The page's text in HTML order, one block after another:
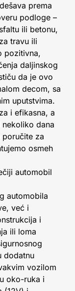
prema
podloge –
ili betonu,
travu ili
pozitivna,
daljinskog
da je ovo
decom, sa
uputstvima.
i efikasna, a
dana
za
osmeh
automobil
automobila
već i
i
ili loma
dodatnu
vozilom
oko-ruka i